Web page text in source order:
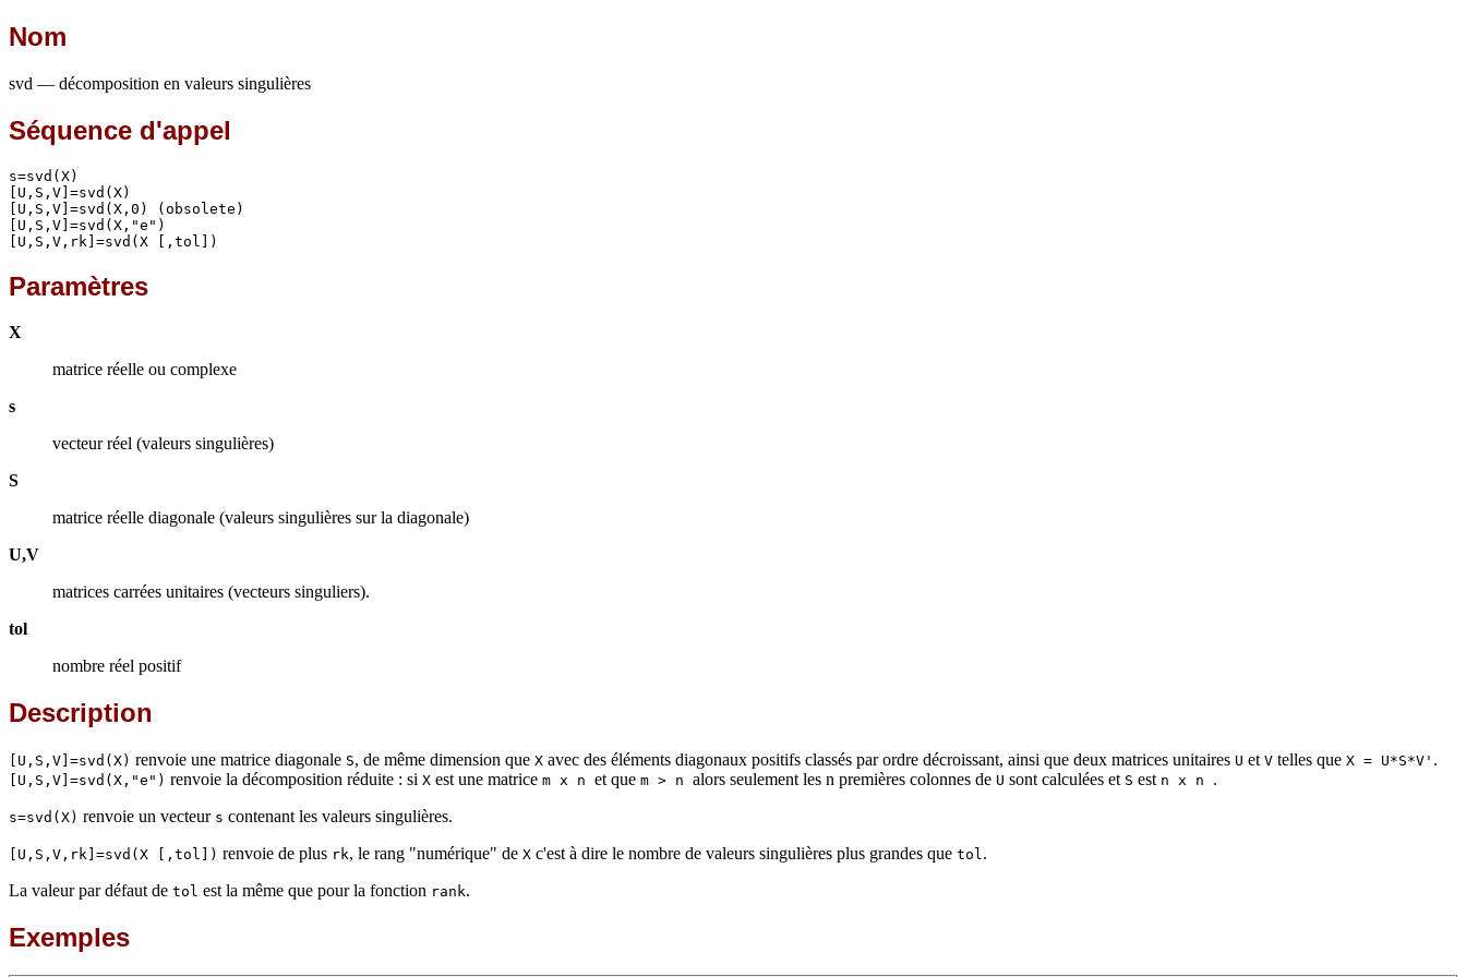
Nom
svd — décomposition en valeurs singulières
Séquence d'appel
s=svd(X)
[U,S,V]=svd(X)
[U,S,V]=svd(X,0) (obsolete)
[U,S,V]=svd(X,"e")
[U,S,V,rk]=svd(X [,tol])
Paramètres
X
matrice réelle ou complexe
s
vecteur réel (valeurs singulières)
S
matrice réelle diagonale (valeurs singulières sur la diagonale)
U,V
matrices carrées unitaires (vecteurs singuliers).
tol
nombre réel positif
Description
[U,S,V]=svd(X) renvoie une matrice diagonale S, de même dimension que X avec des éléments diagonaux positifs classés par ordre décroissant, ainsi que deux matrices unitaires U et V telles que X = U*S*V' .
[U,S,V]=svd(X,"e") renvoie la décomposition réduite : si X est une matrice m x n et que m > n alors seulement les n premières colonnes de U sont calculées et S est n x n .
s=svd(X) renvoie un vecteur s contenant les valeurs singulières.
[U,S,V,rk]=svd(X [,tol]) renvoie de plus rk, le rang "numérique" de X c'est à dire le nombre de valeurs singulières plus grandes que tol.
La valeur par défaut de tol est la même que pour la fonction rank.
Exemples